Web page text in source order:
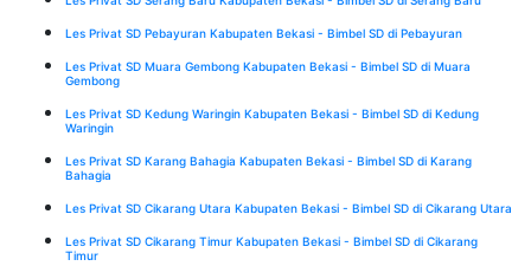
Les Privat SD Pebayuran Kabupaten Bekasi - Bimbel SD di Pebayuran
Les Privat SD Muara Gembong Kabupaten Bekasi - Bimbel SD di Muara
Gembong
Les Privat SD Kedung Waringin Kabupaten Bekasi - Bimbel SD di Kedung
Waringin
Les Privat SD Karang Bahagia Kabupaten Bekasi - Bimbel SD di Karang
Bahagia
Les Privat SD Cikarang Utara Kabupaten Bekasi - Bimbel SD di Cikarang Utara
Les Privat SD Cikarang Timur Kabupaten Bekasi - Bimbel SD di Cikarang
Timur